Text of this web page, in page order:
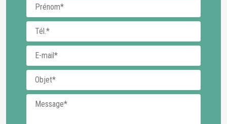
Téléphone
E-mail
Objet
Message